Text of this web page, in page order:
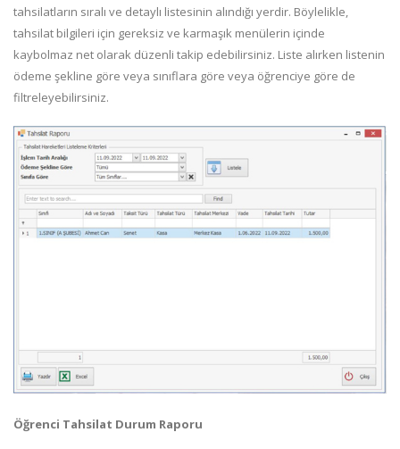
tahsilatların sıralı ve detaylı listesinin alındığı yerdir. Böylelikle,
tahsilat bilgileri için gereksiz ve karmaşık menülerin içinde
kaybolmaz net olarak düzenli takip edebilirsiniz. Liste alırken listenin
ödeme şekline göre veya sınıflara göre veya öğrenciye göre de
filtreleyebilirsiniz.
Öğrenci Tahsilat Durum Raporu